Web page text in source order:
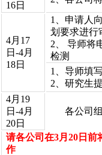
16日
4月17
日-4月
18日
1、申请人
划要求进行
2、 导师将
检测
1、导师填
2、研究生
4月19
日-4月
20日
各公司
请各公司在3月20日前
作